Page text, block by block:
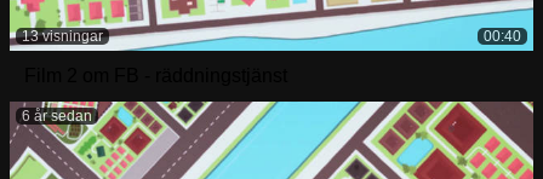
00:40
13 visningar
6 år sedan